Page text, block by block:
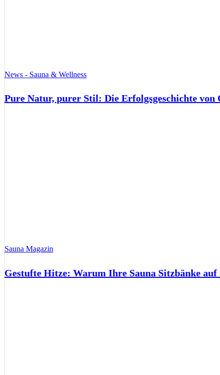
News - Sauna & Wellness
Pure Natur, purer Stil: Die Erfolgsgeschichte von
Sauna Magazin
Gestufte Hitze: Warum Ihre Sauna Sitzbänke auf